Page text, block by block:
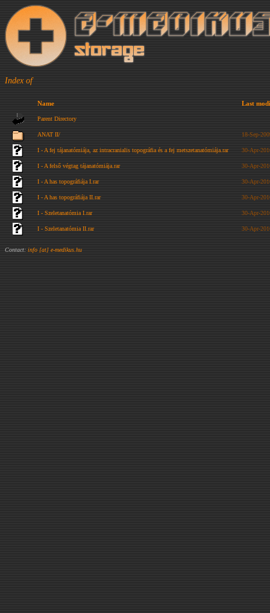
Index of
Name Last
Parent Directory
ANAT II/ 18-Sep-
I - A fej tájanatómiája, az intracranialis topográfia és a fej metszetanatómiája.rar 30-Apr-
I - A felső végtag tájanatómiája.rar 30-Apr-
I - A has topográfiája I.rar 30-Apr-
I - A has topográfiája II.rar 30-Apr-
I - Szeletanatómia I.rar 30-Apr-
I - Szeletanatómia II.rar 30-Apr-
Contact: info [at] e-medikus.hu